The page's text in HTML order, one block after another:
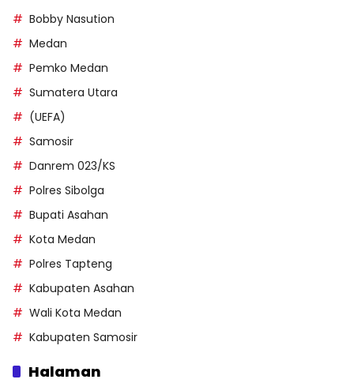
Bobby Nasution
Medan
Pemko Medan
Sumatera Utara
(UEFA)
Samosir
Danrem 023/KS
Polres Sibolga
Bupati Asahan
Kota Medan
Polres Tapteng
Kabupaten Asahan
Wali Kota Medan
Kabupaten Samosir
Halaman